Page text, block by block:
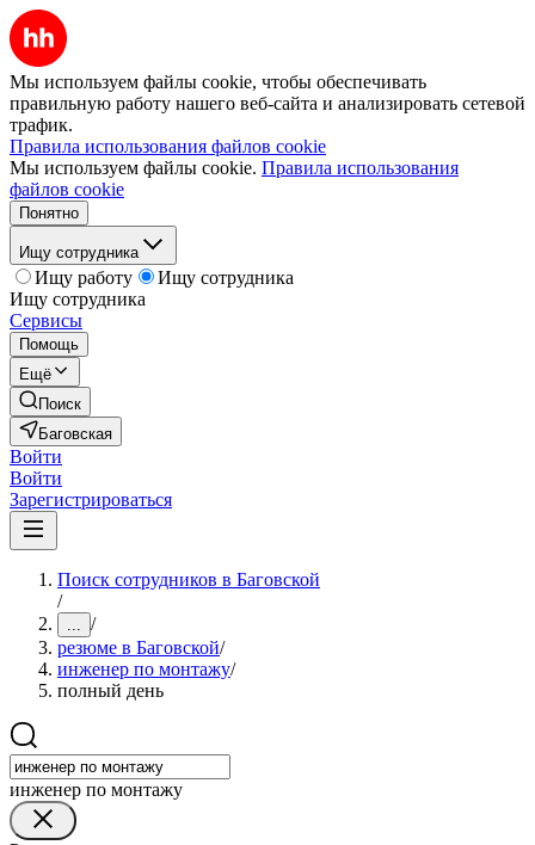
Мы используем файлы cookie, чтобы обеспечивать
правильную работу нашего веб-сайта и анализировать сетевой
трафик.
Правила использования файлов cookie
Мы используем файлы cookie. Правила использования
файлов cookie
Понятно
Ищу сотрудника
Ищу работу
Ищу сотрудника
Ищу сотрудника
Сервисы
Помощь
Ещё
Поиск
Баговская
Войти
Войти
Зарегистрироваться
Поиск сотрудников в Баговской
/
... /
резюме в Баговской/
инженер по монтажу/
полный день
инженер по монтажу